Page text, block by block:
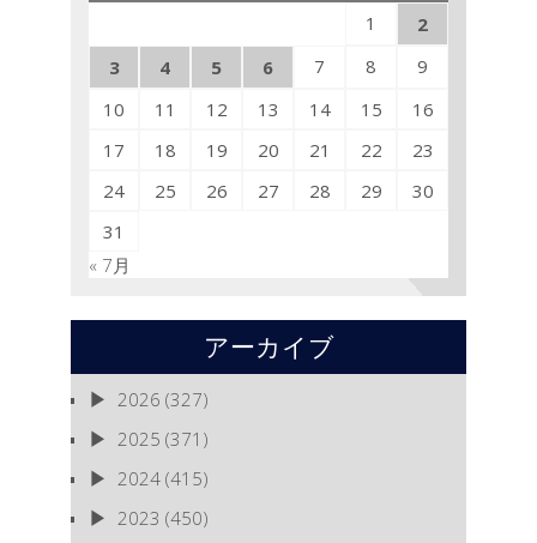
1
2
3
4 5 6 7 8
9
10
11 12 13 14 15
16
17
18 19 20 21 22
23
24
25 26 27 28 29
30
31
« 7月
アーカイブ
2026 (327)
2025 (371)
2024 (415)
2023 (450)